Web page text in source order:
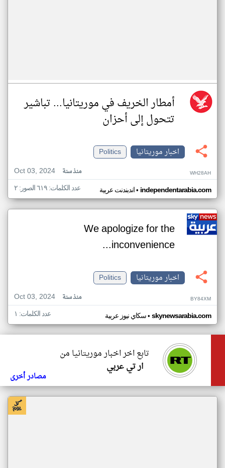
أمطار الخريف في موريتانيا... تباشير
تتحول إلى أحزان
اخبار موريتانيا
Politics
Oct 03, 2024
منذ سنة WH28AH
اندبندنت عربية• independentarabia.com عدد الكلمات: ٦١٩ الصور: ٢
We apologize for the
inconvenience...
اخبار موريتانيا
Politics
Oct 03, 2024
منذ سنة BY84XM
سكاي نيوز عربية• skynewsarabia.com عدد الكلمات: ١
تابع اخر اخبار موريتانيا من
ار تي عربي
مصادر أخرى